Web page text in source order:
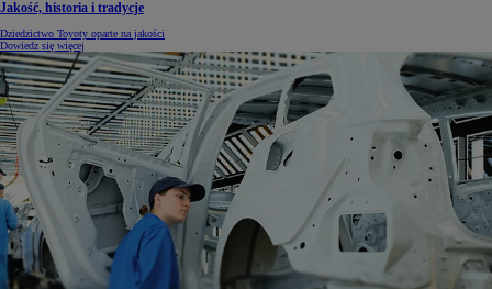
Jakość, historia i tradycje
Dziedzictwo Toyoty oparte na jakości
Dowiedz się więcej